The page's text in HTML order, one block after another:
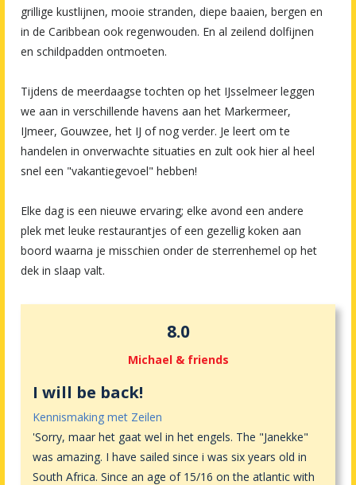
grillige kustlijnen, mooie stranden, diepe baaien, bergen en
in de Caribbean ook regenwouden. En al zeilend dolfijnen
en schildpadden ontmoeten.
Tijdens de meerdaagse tochten op het IJsselmeer leggen
we aan in verschillende havens aan het Markermeer,
IJmeer, Gouwzee, het IJ of nog verder. Je leert om te
handelen in onverwachte situaties en zult ook hier al heel
snel een "vakantiegevoel" hebben!
Elke dag is een nieuwe ervaring; elke avond een andere
plek met leuke restaurantjes of een gezellig koken aan
boord waarna je misschien onder de sterrenhemel op het
dek in slaap valt.
8.0
Michael & friends
I will be back!
Kennismaking met Zeilen
'Sorry, maar het gaat wel in het engels. The "Janekke"
was amazing. I have sailed since i was six years old in
South Africa. Since an age of 15/16 on the atlantic with